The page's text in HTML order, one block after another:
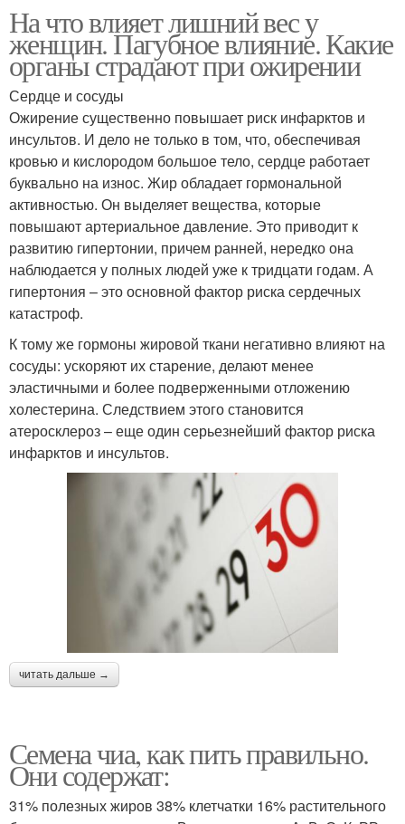
На что влияет лишний вес у
женщин. Пагубное влияние. Какие
органы страдают при ожирении
Сердце и сосуды
Ожирение существенно повышает риск инфарктов и
инсультов. И дело не только в том, что, обеспечивая
кровью и кислородом большое тело, сердце работает
буквально на износ. Жир обладает гормональной
активностью. Он выделяет вещества, которые
повышают артериальное давление. Это приводит к
развитию гипертонии, причем ранней, нередко она
наблюдается у полных людей уже к тридцати годам. А
гипертония – это основной фактор риска сердечных
катастроф.
К тому же гормоны жировой ткани негативно влияют на
сосуды: ускоряют их старение, делают менее
эластичными и более подверженными отложению
холестерина. Следствием этого становится
атеросклероз – еще один серьезнейший фактор риска
инфарктов и инсультов.
читать дальше →
Семена чиа, как пить правильно.
Они содержат:
31% полезных жиров 38% клетчатки 16% растительного